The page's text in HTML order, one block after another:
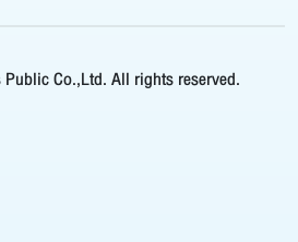
Co.,Ltd. All rights reserved.